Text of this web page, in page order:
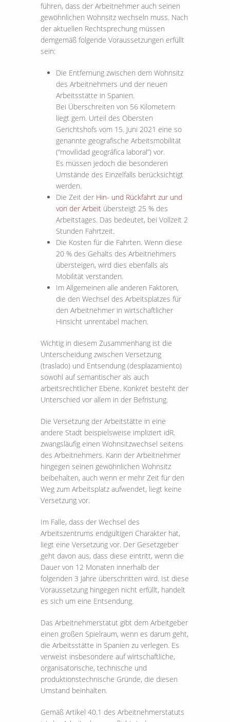
führen, dass der Arbeitnehmer auch seinen
gewöhnlichen Wohnsitz wechseln muss. Nach
der aktuellen Rechtsprechung müssen
demgemäß folgende Voraussetzungen erfüllt
sein:
Die Entfernung zwischen dem Wohnsitz
des Arbeitnehmers und der neuen
Arbeitsstätte in Spanien.
Bei Überschreiten von 56 Kilometern
liegt gem. Urteil des Obersten
Gerichtshofs vom 15. Juni 2021 eine so
genannte geografische Arbeitsmobilität
(“movilidad geográfica laboral”) vor.
Es müssen jedoch die besonderen
Umstände des Einzelfalls berücksichtigt
werden.
Die Zeit der Hin- und Rückfahrt zur und
von der Arbeit übersteigt 25 % des
Arbeitstages. Das bedeutet, bei Vollzeit 2
Stunden Fahrtzeit.
Die Kosten für die Fahrten. Wenn diese
20 % des Gehalts des Arbeitnehmers
übersteigen, wird dies ebenfalls als
Mobilität verstanden.
Im Allgemeinen alle anderen Faktoren,
die den Wechsel des Arbeitsplatzes für
den Arbeitnehmer in wirtschaftlicher
Hinsicht unrentabel machen.
Wichtig in diesem Zusammenhang ist die
Unterscheidung zwischen Versetzung
(traslado) und Entsendung (desplazamiento)
sowohl auf semantischer als auch
arbeitsrechtlicher Ebene. Konkret besteht der
Unterschied vor allem in der Befristung.
Die Versetzung der Arbeitstätte in eine
andere Stadt beispielsweise impliziert idR.
zwangsläufig einen Wohnsitzwechsel seitens
des Arbeitnehmers. Kann der Arbeitnehmer
hingegen seinen gewöhnlichen Wohnsitz
beibehalten, auch wenn er mehr Zeit für den
Weg zum Arbeitsplatz aufwendet, liegt keine
Versetzung vor.
Im Falle, dass der Wechsel des
Arbeitszentrums endgültigen Charakter hat,
liegt eine Versetzung vor. Der Gesetzgeber
geht davon aus, dass diese eintritt, wenn die
Dauer von 12 Monaten innerhalb der
folgenden 3 Jahre überschritten wird. Ist diese
Voraussetzung hingegen nicht erfüllt, handelt
es sich um eine Entsendung.
Das Arbeitnehmerstatut gibt dem Arbeitgeber
einen großen Spielraum, wenn es darum geht,
die Arbeitsstätte in Spanien zu verlegen. Es
verweist insbesondere auf wirtschaftliche,
organisatorische, technische und
produktionstechnische Gründe, die diesen
Umstand beinhalten.
Gemäß Artikel 40.1 des Arbeitnehmerstatuts